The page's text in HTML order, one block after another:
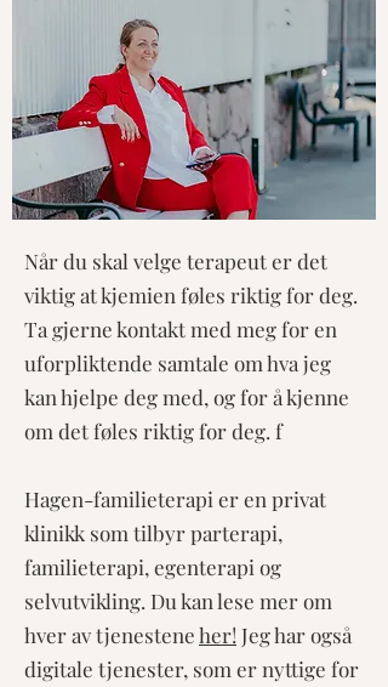
Når du skal velge terapeut er det
viktig at kjemien føles riktig for deg.
Ta gjerne kontakt med meg for en
uforpliktende samtale om hva jeg
kan hjelpe deg med, og for å kjenne
om det føles riktig for deg. f
Hagen-familieterapi er en privat
klinikk som tilbyr parterapi,
familieterapi, egenterapi og
selvutvikling. Du kan lese mer om
hver av tjenesteneher! Jeg har også
digitale tjenester, som er nyttige for